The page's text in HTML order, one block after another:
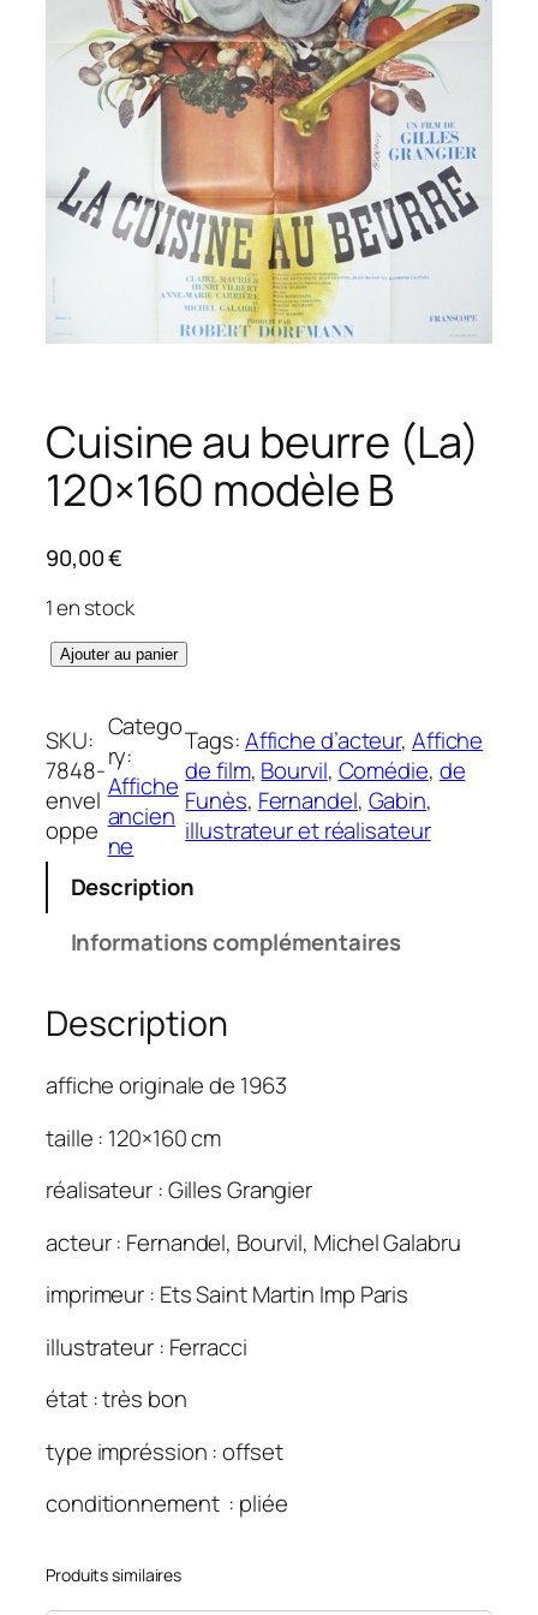
Cuisine au beurre (La)
120×160 modèle B
90,00€
1 en stock
q
n
t
i
t
é
i
s
i
n
e
u
e
u
r
(
a
)
0
Ajouter au panier
SKU:
7848-
envel
oppe
Catego
ry:
Affiche
ancien
ne
Tags:Affiche d’acteur, Affiche
de film, Bourvil, Comédie, de
Funès, Fernandel, Gabin
illustrateur et réalisateur
Description
Informations complémentaires
Description
affiche originale de 1963
taille : 120×160 cm
réalisateur : Gilles Grangier
acteur : Fernandel, Bourvil, Michel Galabru
imprimeur : Ets Saint Martin Imp Paris
illustrateur : Ferracci
état : très bon
type impréssion : offset
conditionnement : pliée
Produits similaires